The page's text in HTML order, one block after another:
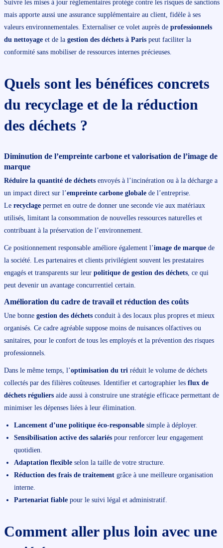
Suivre les mises à jour réglementaires protège contre les risques de sanctions
mais apporte aussi une assurance supplémentaire au client, fidèle à ses
valeurs environnementales. Externaliser ce volet auprès de professionnels
du nettoyageet de la gestion des déchets à Parispeut faciliter la
conformité sans mobiliser de ressources internes précieuses.
Quels sont les bénéfices concrets
du recyclage et de la réduction
des déchets ?
Diminution de l’empreinte carbone et valorisation de l’image de
marque
Réduire la quantité de déchetsenvoyés à l’incinération ou à la décharge a
un impact direct sur l’empreinte carbone globalede l’entreprise.
Le recyclagepermet en outre de donner une seconde vie aux matériaux
utilisés, limitant la consommation de nouvelles ressources naturelles et
contribuant à la préservation de l’environnement.
Ce positionnement responsable améliore également l’image de marquede
la société. Les partenaires et clients privilégient souvent les prestataires
engagés et transparents sur leur politique de gestion des déchets, ce qui
peut devenir un avantage concurrentiel certain.
Amélioration du cadre de travail et réduction des coûts
Une bonne gestion des déchetsconduit à des locaux plus propres et mieux
organisés. Ce cadre agréable suppose moins de nuisances olfactives ou
sanitaires, pour le confort de tous les employés et la prévention des risques
professionnels.
Dans le même temps, l’optimisation du triréduit le volume de déchets
collectés par des filières coûteuses. Identifier et cartographier les flux de
déchets réguliersaide aussi à construire une stratégie efficace permettant de
minimiser les dépenses liées à leur élimination.
Lancement d’une politique éco-responsablesimple à déployer.
Sensibilisation active des salariéspour renforcer leur engagement
quotidien.
Adaptation flexibleselon la taille de votre structure.
Réduction des frais de traitementgrâce à une meilleure organisation
interne.
Partenariat fiablepour le suivi légal et administratif.
Comment aller plus loin avec une